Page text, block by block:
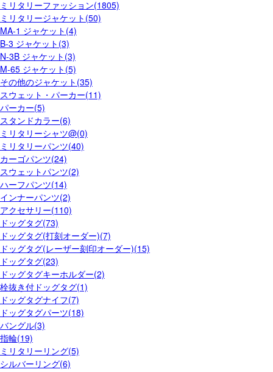
ミリタリーファッション(1805)
ミリタリージャケット(50)
MA-1 ジャケット(4)
B-3 ジャケット(3)
N-3B ジャケット(3)
M-65 ジャケット(5)
その他のジャケット(35)
スウェット・パーカー(11)
パーカー(5)
スタンドカラー(6)
ミリタリーシャツ@(0)
ミリタリーパンツ(40)
カーゴパンツ(24)
スウェットパンツ(2)
ハーフパンツ(14)
インナーパンツ(2)
アクセサリー(110)
ドッグタグ(73)
ドッグタグ(打刻オーダー)(7)
ドッグタグ(レーザー刻印オーダー)(15)
ドッグタグ(23)
ドッグタグキーホルダー(2)
栓抜き付ドッグタグ(1)
ドッグタグナイフ(7)
ドッグタグパーツ(18)
バングル(3)
指輪(19)
ミリタリーリング(5)
シルバーリング(6)